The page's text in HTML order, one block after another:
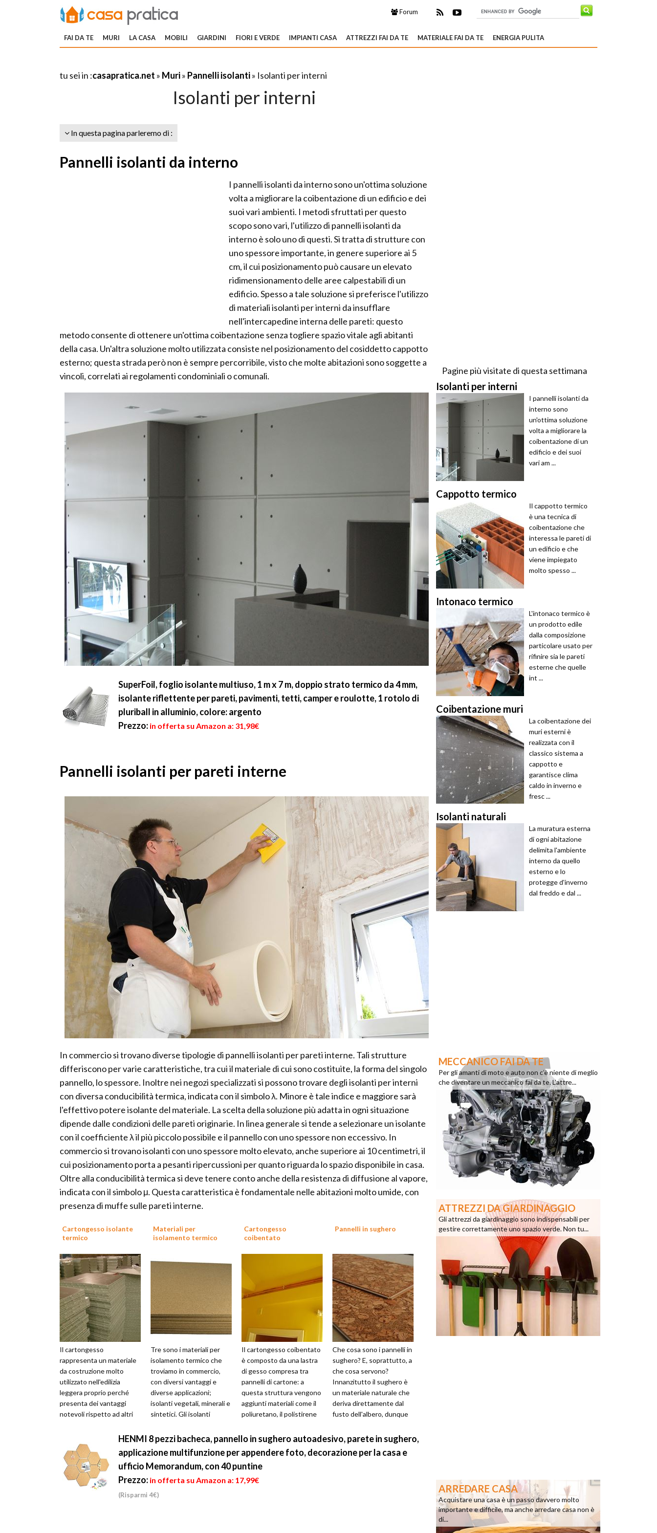
Forum
FAI DA TE MURI LA CASA MOBILI GIARDINI FIORI E VERDE IMPIANTI CASA ATTREZZI FAI DA TE MATERIALE FAI DA TE ENERGIA PULITA
tu sei in :casapratica.net » Muri» Pannelli isolanti» Isolanti per interni
Isolanti per interni
In questa pagina parleremo di :
Pannelli isolanti da interno
I pannelli isolanti da interno sono un'ottima soluzione
volta a migliorare la coibentazione di un edificio e dei
suoi vari ambienti. I metodi sfruttati per questo
scopo sono vari, l'utilizzo di pannelli isolanti da
interno è solo uno di questi. Si tratta di strutture con
uno spessore importante, in genere superiore ai 5
cm, il cui posizionamento può causare un elevato
ridimensionamento delle aree calpestabili di un
edificio. Spesso a tale soluzione si preferisce l'utilizzo
di materiali isolanti per interni da insufflare
nell'intercapedine interna delle pareti: questo
metodo consente di ottenere un'ottima coibentazione senza togliere spazio vitale agli abitanti
della casa. Un'altra soluzione molto utilizzata consiste nel posizionamento del cosiddetto cappotto
esterno; questa strada però non è sempre percorribile, visto che molte abitazioni sono soggette a
vincoli, correlati ai regolamenti condominiali o comunali.
SuperFoil, foglio isolante multiuso, 1 m x 7 m, doppio strato termico da 4 mm,
isolante riflettente per pareti, pavimenti, tetti, camper e roulotte, 1 rotolo di
pluriball in alluminio, colore: argento
Prezzo: in offerta su Amazon a: 31,98€
Pannelli isolanti per pareti interne
In commercio si trovano diverse tipologie di pannelli isolanti per pareti interne. Tali strutture
differiscono per varie caratteristiche, tra cui il materiale di cui sono costituite, la forma del singolo
pannello, lo spessore. Inoltre nei negozi specializzati si possono trovare degli isolanti per interni
con diversa conducibilità termica, indicata con il simbolo λ. Minore è tale indice e maggiore sarà
l'effettivo potere isolante del materiale. La scelta della soluzione più adatta in ogni situazione
dipende dalle condizioni delle pareti originarie. In linea generale si tende a selezionare un isolante
con il coefficiente λ il più piccolo possibile e il pannello con uno spessore non eccessivo. In
commercio si trovano isolanti con uno spessore molto elevato, anche superiore ai 10 centimetri, il
cui posizionamento porta a pesanti ripercussioni per quanto riguarda lo spazio disponibile in casa.
Oltre alla conducibilità termica si deve tenere conto anche della resistenza di diffusione al vapore,
indicata con il simbolo μ. Questa caratteristica è fondamentale nelle abitazioni molto umide, con
presenza di muffe sulle pareti interne.
Cartongesso isolante
termico
Il cartongesso
rappresenta un materiale
da costruzione molto
utilizzato nell'edilizia
leggera proprio perché
presenta dei vantaggi
notevoli rispetto ad altri
Materiali per
isolamento termico
Tre sono i materiali per
isolamento termico che
troviamo in commercio,
con diversi vantaggi e
diverse applicazioni;
isolanti vegetali, minerali e
sintetici. Gli isolanti
natur...
Cartongesso
coibentato
Il cartongesso coibentato
è composto da una lastra
di gesso compresa tra
pannelli di cartone: a
questa struttura vengono
aggiunti materiali come il
poliuretano, il polistirene
Pannelli in sughero
Che cosa sono i pannelli in
sughero? E, soprattutto, a
che cosa servono?
Innanzitutto il sughero è
un materiale naturale che
deriva direttamente dal
fusto dell'albero, dunque
nociv...
HENMI 8 pezzi bacheca, pannello in sughero autoadesivo, parete in sughero,
applicazione multifunzione per appendere foto, decorazione per la casa e
ufficio Memorandum, con 40 puntine
Prezzo: in offerta su Amazon a: 17,99€
(Risparmi 4€)
Pagine più visitate di questa settimana
Isolanti per interni
I pannelli isolanti da
interno sono
un'ottima soluzione
volta a migliorare la
coibentazione di un
edificio e dei suoi
vari am ...
Cappotto termico
Il cappotto termico
è una tecnica di
coibentazione che
interessa le pareti di
un edificio e che
viene impiegato
molto spesso ...
Intonaco termico
L'intonaco termico è
un prodotto edile
dalla composizione
particolare usato per
rifinire sia le pareti
esterne che quelle
int ...
Coibentazione muri
La coibentazione dei
muri esterni è
realizzata con il
classico sistema a
cappotto e
garantisce clima
caldo in inverno e
fresc ...
Isolanti naturali
La muratura esterna
di ogni abitazione
delimita l'ambiente
interno da quello
esterno e lo
protegge d'inverno
dal freddo e dal ...
MECCANICO FAI DA TE
Per gli amanti di moto e auto non c’è niente di meglio
che diventare un meccanico fai da te. L’attre...
ATTREZZI DA GIARDINAGGIO
Gli attrezzi da giardinaggio sono indispensabili per
gestire correttamente uno spazio verde. Non tu...
ARREDARE CASA
Acquistare una casa è un passo davvero molto
importante e difficile, ma anche arredare casa non è
di...